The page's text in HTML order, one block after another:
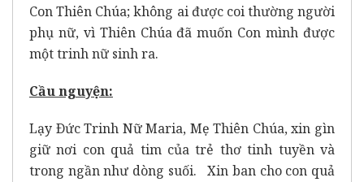
Con Thiên Chúa; không ai được coi thường người
phụ nữ, vì Thiên Chúa đã muốn Con mình được
một trinh nữ sinh ra.
Cầu nguyện:
Lạy Ðức Trinh Nữ Maria, Mẹ Thiên Chúa, xin gìn
giữ nơi con quả tim của trẻ thơ tinh tuyền và
trong ngần như dòng suối. Xin ban cho con quả